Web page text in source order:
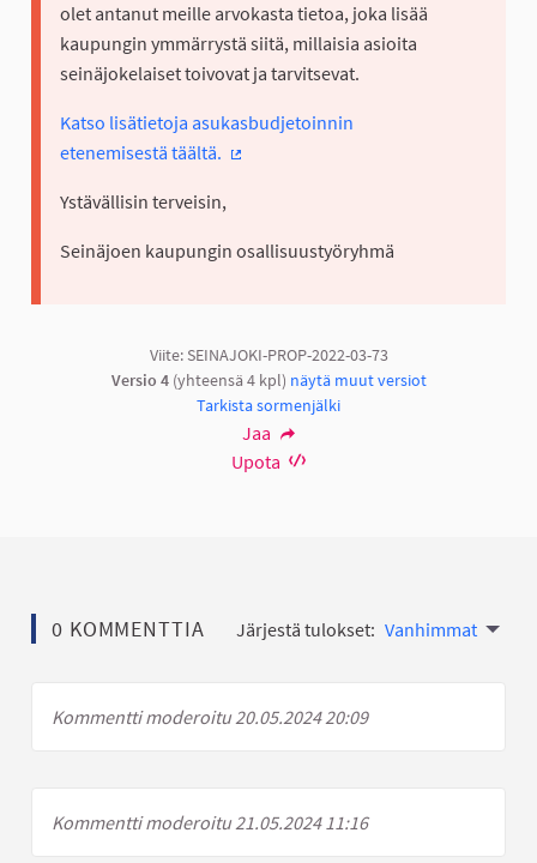
olet antanut meille arvokasta tietoa, joka lisää
kaupungin ymmärrystä siitä, millaisia asioita
seinäjokelaiset toivovat ja tarvitsevat.
Katso lisätietoja asukasbudjetoinnin
etenemisestä täältä.
Ystävällisin terveisin,
Seinäjoen kaupungin osallisuustyöryhmä
Viite: SEINAJOKI-PROP-2022-03-73
Versio 4(yhteensä 4 kpl) näytä muut versiot
Tarkista sormenjälki
Jaa
Upota
0 KOMMENTTIA Järjestä tulokset: Vanhimmat
Kommentti moderoitu 20.05.2024 20:09
Kommentti moderoitu 21.05.2024 11:16